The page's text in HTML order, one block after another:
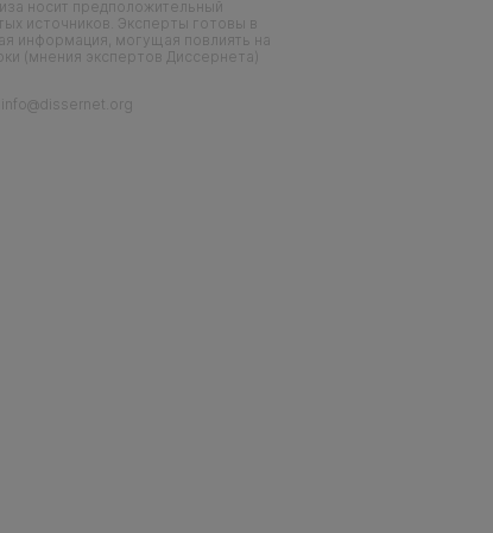
носит предположительный
источников. Эксперты готовы в
информация, могущая повлиять на
(мнения экспертов Диссернета)